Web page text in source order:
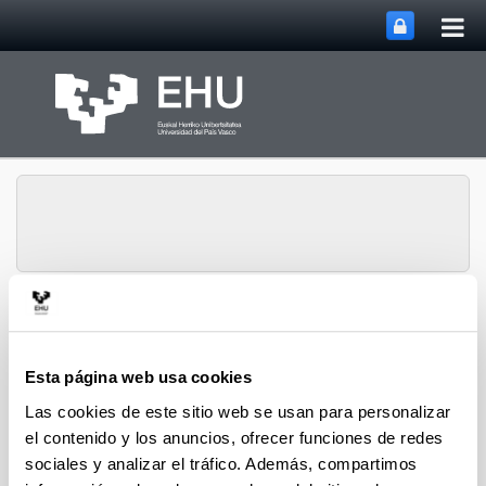
Esta página web usa cookies
Las cookies de este sitio web se usan para personalizar
el contenido y los anuncios, ofrecer funciones de redes
sociales y analizar el tráfico. Además, compartimos
Erasmus MenúAbrir/cerrar
ERASMUS